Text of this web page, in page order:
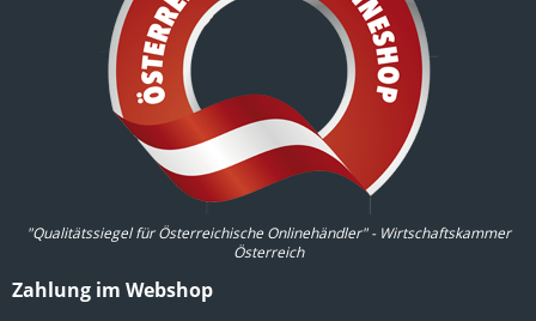
"Qualitätssiegel für Österreichische Onlinehändler" - Wirtschaftskammer
Österreich
Zahlung im Webshop